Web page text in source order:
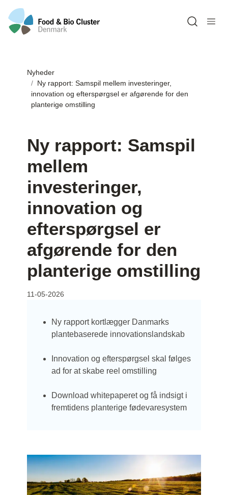
Nyheder
Ny rapport: Samspil mellem investeringer,
innovation og efterspørgsel er afgørende for den
planterige omstilling
Ny rapport: Samspil
mellem
investeringer,
innovation og
efterspørgsel er
afgørende for den
planterige omstilling
11-05-2026
Ny rapport kortlægger Danmarks
plantebaserede innovationslandskab
Innovation og efterspørgsel skal følges
ad for at skabe reel omstilling
Download whitepaperet og få indsigt i
fremtidens planterige fødevaresystem